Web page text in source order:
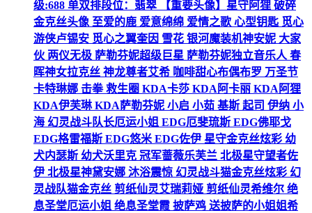
级:688 单双排段位：翡翠 【重要头像】星守阿狸 破碎
金克丝头像 至爱的鹿 爱意绵绵 爱情之歌 心型钥匙 觅心
游侠卢锡安 觅心之翼奎因 雪花 银河魔装机神安妮 大家
伙 两仪无极 萨勒芬妮超级巨星 萨勒芬妮独立音乐人 春
晖神女拉克丝 神龙尊者艾希 咖啡甜心布偶布罗 万圣节
卡特琳娜 击拳 救生圈 KDA卡莎 KDA阿卡丽 KDA阿狸
KDA伊芙琳 KDA萨勒芬妮 小启 小茹 基斯 起司 伊纳 小
海 幻灵战斗队长厄运小姐 EDG厄斐琉斯 EDG佛耶戈
EDG格雷福斯 EDG悠米 EDG佐伊 星守金克丝炫彩 幼
犬内瑟斯 幼犬沃里克 冠军蔷薇乐芙兰 北极星守望者佐
伊 北极星神黛安娜 沐浴震惊 幻灵战斗猫金克丝炫彩 幻
灵战队猫金克丝 剪纸仙灵艾瑞莉娅 剪纸仙灵希维尔 绝
息圣堂厄运小姐 绝息圣堂霞 披萨鸡 送披萨的小姐姐希